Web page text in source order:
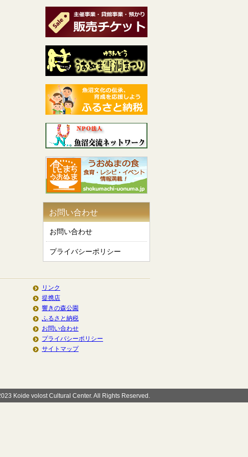
お問い合わせ
お問い合わせ
プライバシーポリシー
リンク
提携店
響きの森公園
ふるさと納税
お問い合わせ
プライバシーポリシー
サイトマップ
Koide volost Cultural Center. All Rights Reserved.